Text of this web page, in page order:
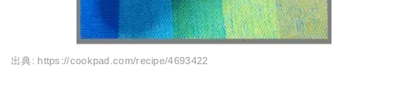
出典:https://cookpad.com/recipe/4693422